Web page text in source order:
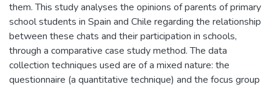
them. This study analyses the opinions of parents of primary
school students in Spain and Chile regarding the relationship
between these chats and their participation in schools,
through a comparative case study method. The data
collection techniques used are of a mixed nature: the
questionnaire (a quantitative technique) and the focus group